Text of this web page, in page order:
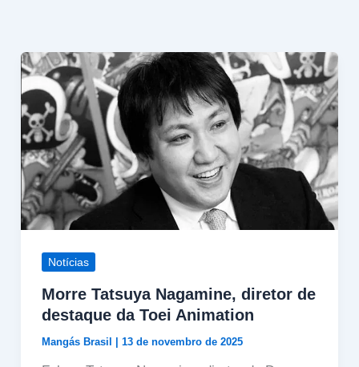
Notícias
Morre Tatsuya Nagamine, diretor de
destaque da Toei Animation
Mangás Brasil 13 de novembro de 2025